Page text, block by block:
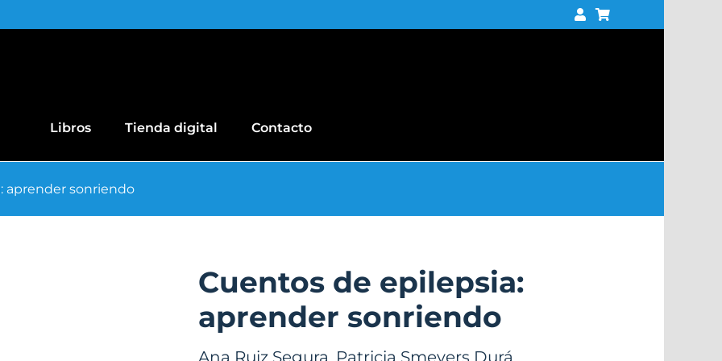
Libros Tienda digital Contacto
aprender sonriendo
Cuentos de epilepsia:
aprender sonriendo
Ana Ruiz Segura, Patricia Smeyers Durá